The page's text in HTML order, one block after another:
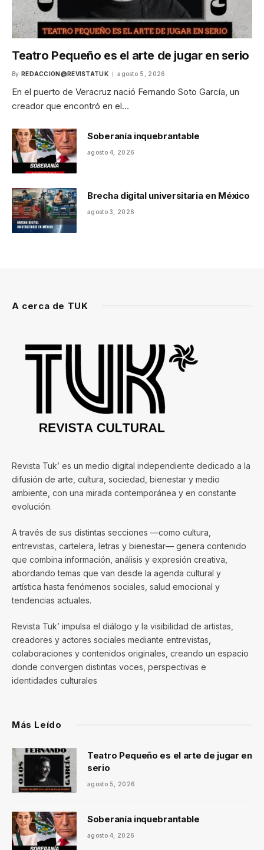
Teatro Pequeño es el arte de jugar en serio
By REDACCION@REVISTATUK agosto 5, 2026
En el puerto de Veracruz nació Fernando Soto García, un
creador que encontró en el…
Soberanía inquebrantable
agosto 4, 2026
Brecha digital universitaria en México
agosto 3, 2026
A cerca de TUK
Revista Tuk’ es un medio digital independiente dedicado a la
difusión de arte, cultura, sociedad, bienestar y medio
ambiente, con una mirada contemporánea y en constante
evolución.
A través de sus distintas secciones —como cultura,
entrevistas, cartelera, letras y bienestar— genera contenido
que combina información, análisis y expresión creativa,
abordando temas que van desde la agenda cultural y
artística hasta fenómenos sociales, salud emocional y
tendencias actuales.
Revista Tuk’ impulsa el diálogo y la visibilidad de artistas,
creadores y actores sociales mediante entrevistas,
colaboraciones y contenidos originales, creando un espacio
donde convergen distintas voces, perspectivas e
identidades culturales
Más Leído
Teatro Pequeño es el arte de jugar en
serio
agosto 5, 2026
Soberanía inquebrantable
agosto 4, 2026